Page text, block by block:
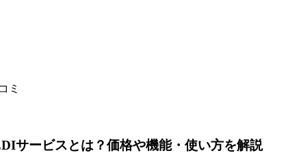
ミ
サービスとは？価格や機能・使い方を解説